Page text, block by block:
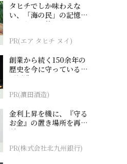
タヒチでしか味わえな
い、「海の民」の記憶へ
とつながる旅
PR(エア タヒチ ヌイ)
創業から続く150余年の
歴史を今に守っている濵
田酒造
PR(濵田酒造)
金利上昇を機に、『守る
お金』の置き場所を再検
討
PR(株式会社北九州銀行)